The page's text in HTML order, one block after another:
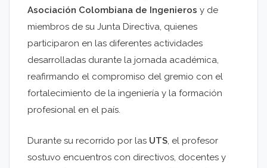
Asociación Colombiana de Ingenieros y de
miembros de su Junta Directiva, quienes
participaron en las diferentes actividades
desarrolladas durante la jornada académica,
reafirmando el compromiso del gremio con el
fortalecimiento de la ingeniería y la formación
profesional en el país.
Durante su recorrido por las UTS, el profesor
sostuvo encuentros con directivos, docentes y